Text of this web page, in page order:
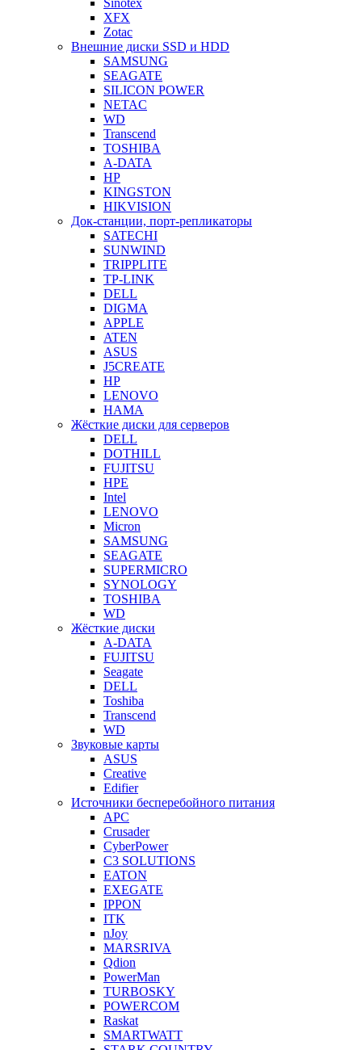
Sinotex
XFX
Zotac
Внешние диски SSD и HDD
SAMSUNG
SEAGATE
SILICON POWER
NETAC
WD
Transcend
TOSHIBA
A-DATA
HP
KINGSTON
HIKVISION
Док-станции, порт-репликаторы
SATECHI
SUNWIND
TRIPPLITE
TP-LINK
DELL
DIGMA
APPLE
ATEN
ASUS
J5CREATE
HP
LENOVO
HAMA
Жёсткие диски для серверов
DELL
DOTHILL
FUJITSU
HPE
Intel
LENOVO
Micron
SAMSUNG
SEAGATE
SUPERMICRO
SYNOLOGY
TOSHIBA
WD
Жёсткие диски
A-DATA
FUJITSU
Seagate
DELL
Toshiba
Transcend
WD
Звуковые карты
ASUS
Creative
Edifier
Источники бесперебойного питания
APC
Crusader
CyberPower
C3 SOLUTIONS
EATON
EXEGATE
IPPON
ITK
nJoy
MARSRIVA
Qdion
PowerMan
TURBOSKY
POWERCOM
Raskat
SMARTWATT